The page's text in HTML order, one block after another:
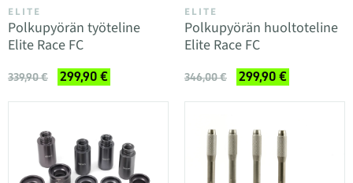
ELITE
Polkupyörän työteline
Elite Race FC
339,90 € 299,90 €
ELITE
Polkupyörän huoltoteline
Elite Race FC
346,00 € 299,90 €